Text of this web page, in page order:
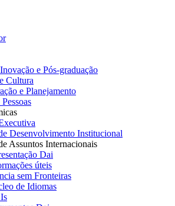
e Pós-graduação
Cultura
e Planejamento
Desenvolvimento Institucional
Assuntos Internacionais
Dai
úteis
sem Fronteiras
de Idiomas